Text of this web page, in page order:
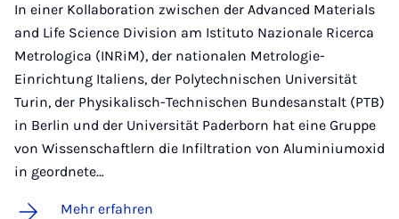
In einer Kollaboration zwischen der Advanced Materials
and Life Science Division am Istituto Nazionale Ricerca
Metrologica (INRiM), der nationalen Metrologie-
Einrichtung Italiens, der Polytechnischen Universität
Turin, der Physikalisch-Technischen Bundesanstalt (PTB)
in Berlin und der Universität Paderborn hat eine Gruppe
von Wissenschaftlern die Infiltration von Aluminiumoxid
in geordnete…
Mehr erfahren